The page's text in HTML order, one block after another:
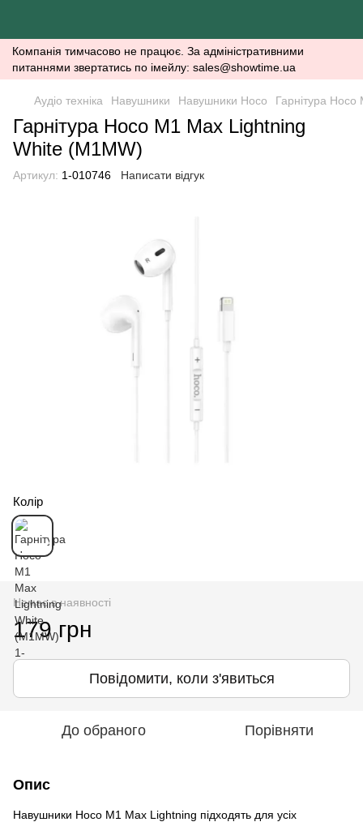
Компанія тимчасово не працює. За адміністративними
питаннями звертатись по імейлу: sales@showtime.ua
Аудіо техніка Навушники Навушники Hoco Гарнітура
Гарнітура Hoco M1 Max Lightning
White (M1MW)
Артикул: 1-010746 Написати відгук
Колір
Немає в наявності
179 грн
Повідомити, коли з'явиться
До обраного Порівняти
Опис
Навушники Hoco M1 Max Lightning підходять для усіх